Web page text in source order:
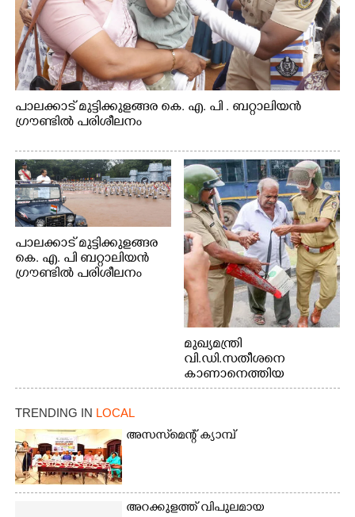
പാലക്കാട് മുട്ടിക്കുളങ്ങര കെ. എ. പി . ബറ്റാലിയൻ
ഗ്രൗണ്ടിൽ പരിശീലനം
പാലക്കാട് മുട്ടിക്കുളങ്ങര
കെ. എ. പി ബറ്റാലിയൻ
ഗ്രൗണ്ടിൽ പരിശീലനം
മുഖ്യമന്ത്രി
വി.ഡി.സതീശനെ
കാണാനെത്തിയ
മോഹനൻ നായർ
TRENDING IN LOCAL
അസസ്‌മെന്റ് ക്യാമ്പ്
അറക്കുളത്ത് വിപുലമായ